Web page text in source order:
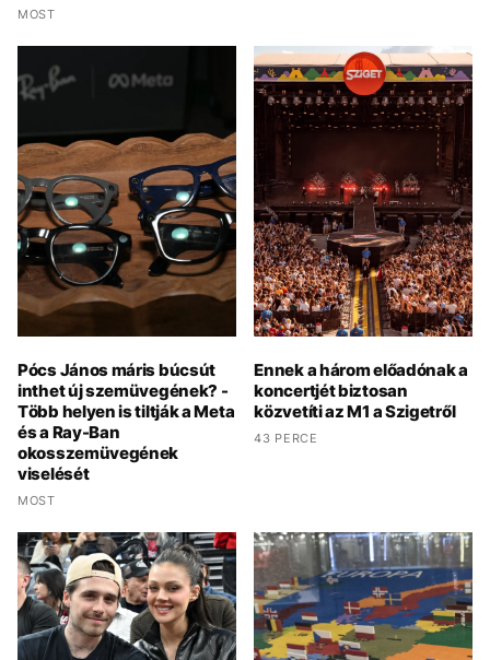
MOST
Pócs János máris búcsút
inthet új szemüvegének? -
Több helyen is tiltják a Meta
és a Ray-Ban
okosszemüvegének
viselését
MOST
Ennek a három előadónak a
koncertjét biztosan
közvetíti az M1 a Szigetről
43 PERCE